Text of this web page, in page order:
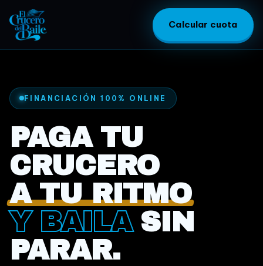
Calcular cuota
FINANCIACIÓN 100% ONLINE
PAGA TU
CRUCERO
A TU RITMO
Y BAILASIN
PARAR.